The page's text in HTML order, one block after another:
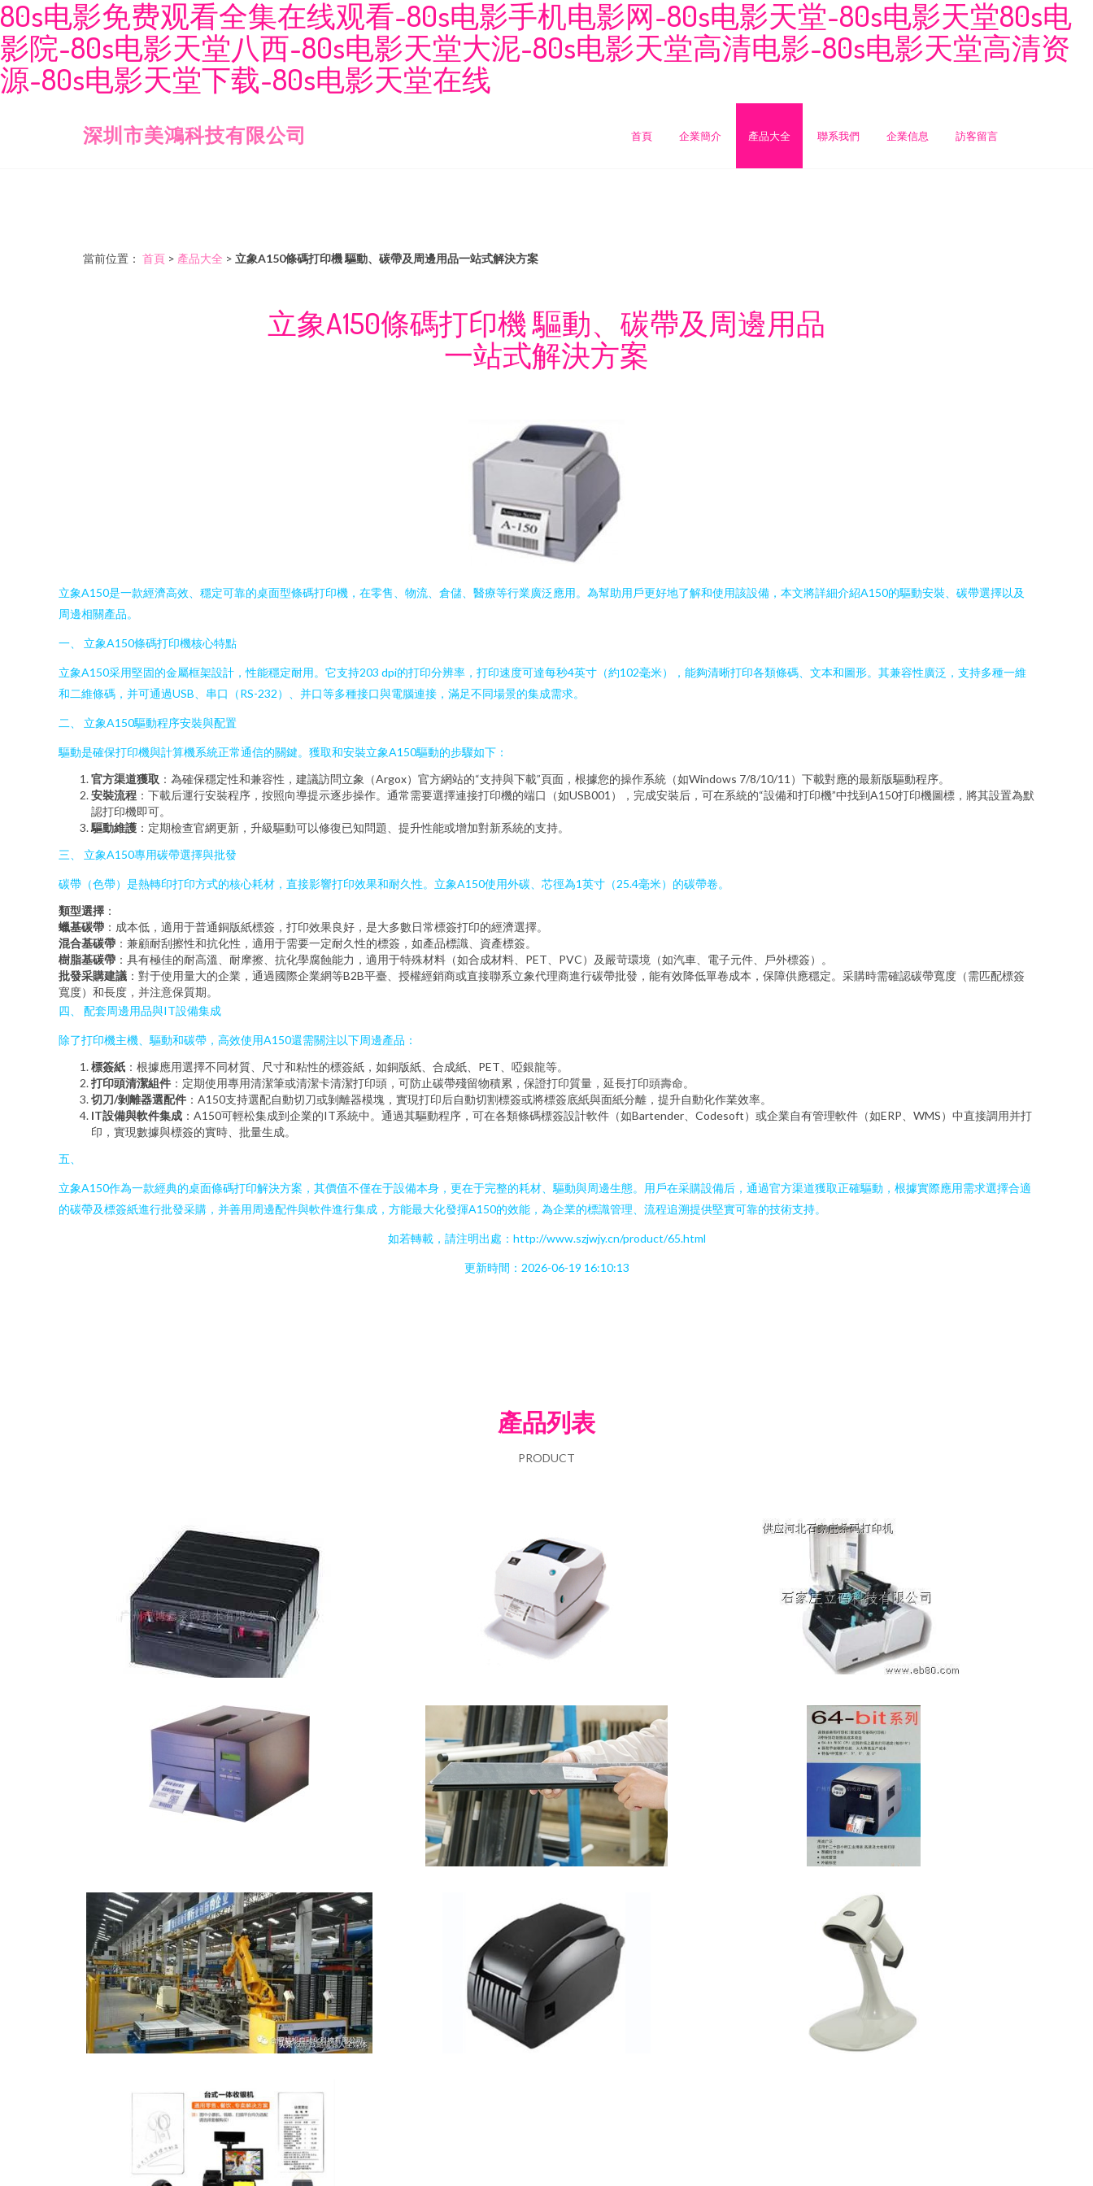
80s电影免费观看全集在线观看-80s电影手机电影网-80s电影天堂-80s电影天堂80s电
影院-80s电影天堂八西-80s电影天堂大泥-80s电影天堂高清电影-80s电影天堂高清资
源-80s电影天堂下载-80s电影天堂在线
深圳市美鴻科技有限公司 首頁 企業簡介 產品大全 聯系我們 企業信息 訪客留言
當前位置： 首頁 > 產品大全 > 立象A150條碼打印機 驅動、碳帶及周邊用品一站式解決方案
立象A150條碼打印機 驅動、碳帶及周邊用品
一站式解決方案
立象A150是一款經濟高效、穩定可靠的桌面型條碼打印機，在零售、物流、倉儲、醫療等行業廣泛應用。為幫助用戶更好地了解和使用該設備，本文將詳細介紹A150的驅動安裝、碳帶選擇以及
周邊相關產品。
一、 立象A150條碼打印機核心特點
立象A150采用堅固的金屬框架設計，性能穩定耐用。它支持203 dpi的打印分辨率，打印速度可達每秒4英寸（約102毫米），能夠清晰打印各類條碼、文本和圖形。其兼容性廣泛，支持多種一維
和二維條碼，并可通過USB、串口（RS-232）、并口等多種接口與電腦連接，滿足不同場景的集成需求。
二、 立象A150驅動程序安裝與配置
驅動是確保打印機與計算機系統正常通信的關鍵。獲取和安裝立象A150驅動的步驟如下：
官方渠道獲取 ：為確保穩定性和兼容性，建議訪問立象（Argox）官方網站的“支持與下載”頁面，根據您的操作系統（如Windows 7/8/10/11）下載對應的最新版驅動程序。
安裝流程 ：下載后運行安裝程序，按照向導提示逐步操作。通常需要選擇連接打印機的端口（如USB001），完成安裝后，可在系統的“設備和打印機”中找到A150打印機圖標，將其設置為默
認打印機即可。
驅動維護 ：定期檢查官網更新，升級驅動可以修復已知問題、提升性能或增加對新系統的支持。
三、 立象A150專用碳帶選擇與批發
碳帶（色帶）是熱轉印打印方式的核心耗材，直接影響打印效果和耐久性。立象A150使用外碳、芯徑為1英寸（25.4毫米）的碳帶卷。
類型選擇 ：
蠟基碳帶 ：成本低，適用于普通銅版紙標簽，打印效果良好，是大多數日常標簽打印的經濟選擇。
混合基碳帶 ：兼顧耐刮擦性和抗化性，適用于需要一定耐久性的標簽，如產品標識、資產標簽。
樹脂基碳帶 ：具有極佳的耐高溫、耐摩擦、抗化學腐蝕能力，適用于特殊材料（如合成材料、PET、PVC）及嚴苛環境（如汽車、電子元件、戶外標簽）。
批發采購建議 ：對于使用量大的企業，通過國際企業網等B2B平臺、授權經銷商或直接聯系立象代理商進行碳帶批發，能有效降低單卷成本，保障供應穩定。采購時需確認碳帶寬度（需匹配標簽
寬度）和長度，并注意保質期。
四、 配套周邊用品與IT設備集成
除了打印機主機、驅動和碳帶，高效使用A150還需關注以下周邊產品：
標簽紙 ：根據應用選擇不同材質、尺寸和粘性的標簽紙，如銅版紙、合成紙、PET、啞銀龍等。
打印頭清潔組件 ：定期使用專用清潔筆或清潔卡清潔打印頭，可防止碳帶殘留物積累，保證打印質量，延長打印頭壽命。
切刀/剝離器選配件 ：A150支持選配自動切刀或剝離器模塊，實現打印后自動切割標簽或將標簽底紙與面紙分離，提升自動化作業效率。
IT設備與軟件集成 ：A150可輕松集成到企業的IT系統中。通過其驅動程序，可在各類條碼標簽設計軟件（如Bartender、Codesoft）或企業自有管理軟件（如ERP、WMS）中直接調用并打
印，實現數據與標簽的實時、批量生成。
五、
立象A150作為一款經典的桌面條碼打印解決方案，其價值不僅在于設備本身，更在于完整的耗材、驅動與周邊生態。用戶在采購設備后，通過官方渠道獲取正確驅動，根據實際應用需求選擇合適
的碳帶及標簽紙進行批發采購，并善用周邊配件與軟件進行集成，方能最大化發揮A150的效能，為企業的標識管理、流程追溯提供堅實可靠的技術支持。
如若轉載，請注明出處：http://www.szjwjy.cn/product/65.html
更新時間：2026-06-19 16:10:13
產品列表
PRODUCT